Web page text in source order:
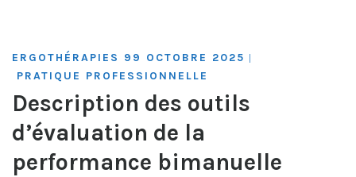
ERGOTHÉRAPIES 99 OCTOBRE 2025
PRATIQUE PROFESSIONNELLE
Description des outils
d’évaluation de la
performance bimanuelle